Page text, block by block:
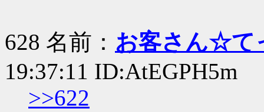
628 名前： お客さん☆て
19:37:11 ID:AtEGPH5m
>>622